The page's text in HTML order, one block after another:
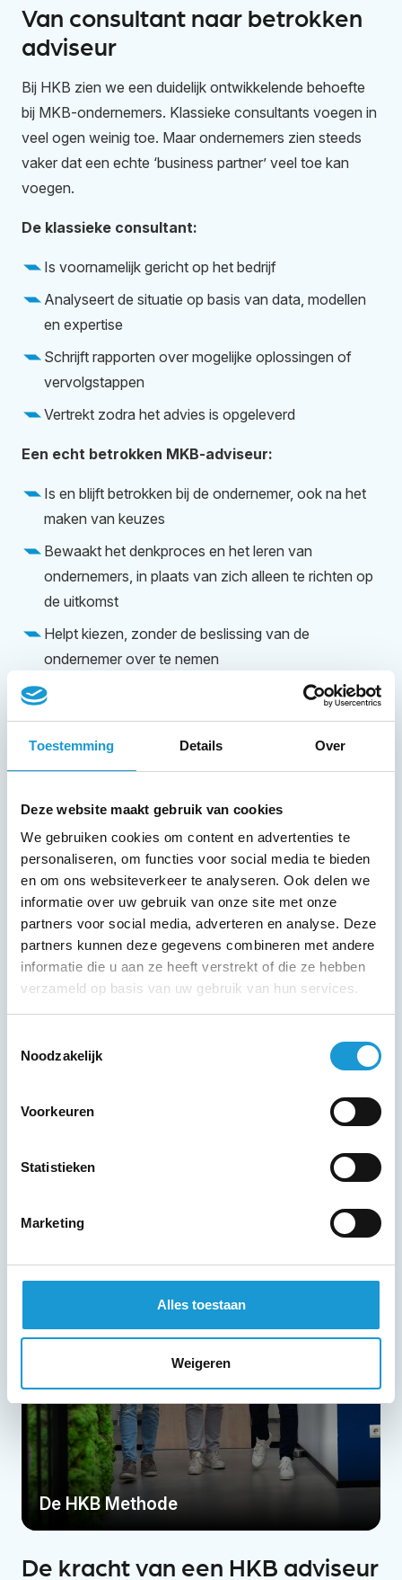
Toestemming Details Over
Deze website maakt gebruik van cookies
We gebruiken cookies om content en advertenties te
personaliseren, om functies voor social media te bieden
en om ons websiteverkeer te analyseren. Ook delen we
informatie over uw gebruik van onze site met onze
partners voor social media, adverteren en analyse. Deze
partners kunnen deze gegevens combineren met andere
informatie die u aan ze heeft verstrekt of die ze hebben
verzameld op basis van uw gebruik van hun services.
Noodzakelijk
Voorkeuren
Statistieken
Marketing
Alles toestaan
Weigeren
Van consultant naar betrokken
adviseur
Bij HKB zien we een duidelijk ontwikkelende behoefte
bij MKB-ondernemers. Klassieke consultants voegen in
veel ogen weinig toe. Maar ondernemers zien steeds
vaker dat een echte ‘business partner’ veel toe kan
voegen.
De klassieke consultant:
Is voornamelijk gericht op het bedrijf
Analyseert de situatie op basis van data, modellen
en expertise
Schrijft rapporten over mogelijke oplossingen of
vervolgstappen
Vertrekt zodra het advies is opgeleverd
Een echt betrokken MKB-adviseur:
Is en blijft betrokken bij de ondernemer, ook na het
maken van keuzes
Bewaakt het denkproces en het leren van
ondernemers, in plaats van zich alleen te richten op
de uitkomst
Helpt kiezen, zonder de beslissing van de
ondernemer over te nemen
De toegevoegde waarde zit niet in het antwoord, maar
in relatie, continuïteit en betrouwbaarheid.
De kracht van een HKB adviseur